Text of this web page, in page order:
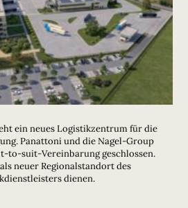
ein neues Logistikzentrum für die
Panattoni und die Nagel-Group
to-suit-Vereinbarung geschlossen.
neuer Regionalstandort des
dienen.